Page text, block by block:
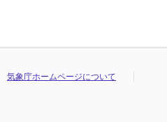
気象庁ホームページについて